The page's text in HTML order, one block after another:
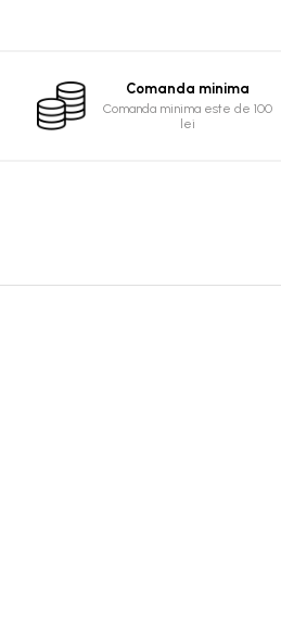
Comanda minima
Comanda minima este de 100
lei